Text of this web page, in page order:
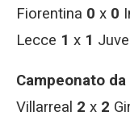
Fiorentina 0 x 0
Lecce 1 x 1
Campeonato da
Villarreal 2 x 2